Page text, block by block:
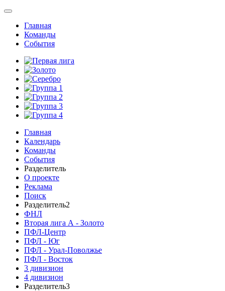
Главная
Команды
События
Главная
Календарь
Команды
События
Разделитель
О проекте
Реклама
Поиск
Разделитель2
ФНЛ
Вторая лига А - Золото
ПФЛ-Центр
ПФЛ - Юг
ПФЛ - Урал-Поволжье
ПФЛ - Восток
3 дивизион
4 дивизион
Разделитель3